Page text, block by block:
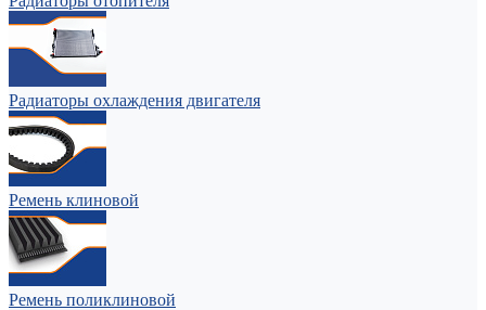
Радиаторы охлаждения двигателя
Ремень клиновой
Ремень поликлиновой